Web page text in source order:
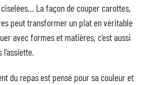
La façon de couper carottes,
peut transformer un plat en véritable
avec formes et matières, c’est aussi
du repas est pensé pour sa couleur et